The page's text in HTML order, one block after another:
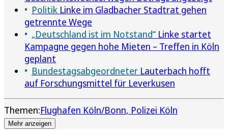
Politik Linke im Gladbacher Stadtrat gehen
getrennte Wege
„Deutschland ist im Notstand“ Linke startet
Kampagne gegen hohe Mieten – Treffen in Köln
geplant
Bundestagsabgeordneter Lauterbach hofft
auf Forschungsmittel für Leverkusen
Themen:Flughafen Köln/Bonn Polizei Köln
Mehr anzeigen